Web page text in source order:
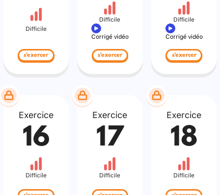
Difficile
s'exercer
Difficile
Corrigé vidéo
s'exercer
Difficile
Corrigé vidéo
s'exercer
Exercice
16
Difficile
Exercice
17
Difficile
Exercice
18
Difficile